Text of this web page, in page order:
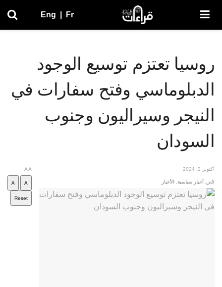
Eng Fr
روسيا تعتزم توسيع الوجود
الدبلوماسي وفتح سفارات في
النيجر وسيراليون وجنوب
السودان
أكتوبر 2, 2024
في أخبار سياسية الأخبار
AA
A
A
Reset